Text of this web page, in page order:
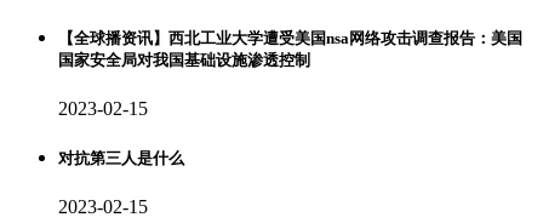
【全球播资讯】西北工业大学遭受美国nsa网络攻击调查报告：美国
国家安全局对我国基础设施渗透控制
2023-02-15
对抗第三人是什么
2023-02-15